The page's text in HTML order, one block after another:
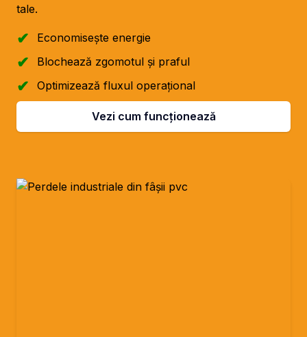
tale.
Economisește energie
Blochează zgomotul și praful
Optimizează fluxul operațional
Vezi cum funcționează